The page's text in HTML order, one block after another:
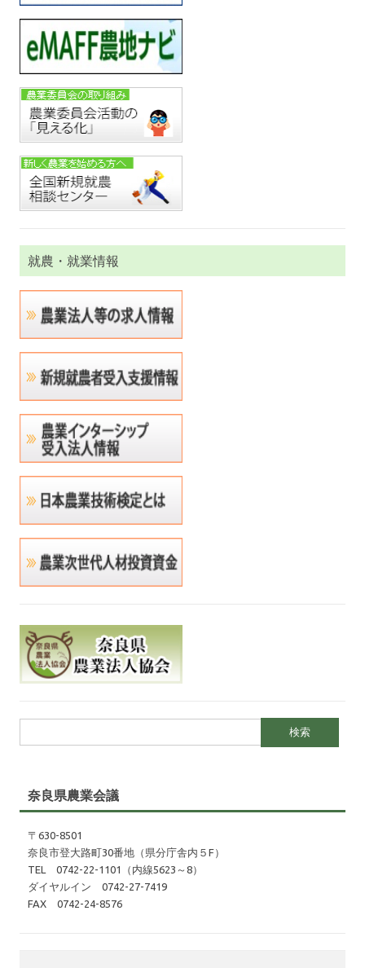
就農・就業情報
奈良県農業会議
〒630-8501
奈良市登大路町30番地（県分庁舎内５F）
TEL 0742-22-1101（内線5623～8）
ダイヤルイン 0742-27-7419
FAX 0742-24-8576